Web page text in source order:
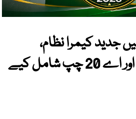
18 پرو میں جدید کیمرا نظام،
سیٹلائٹ 5 جی اور اے 20 چپ شامل کیے